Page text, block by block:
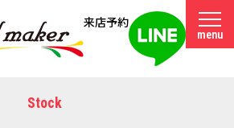
来店予約
menu
Stock